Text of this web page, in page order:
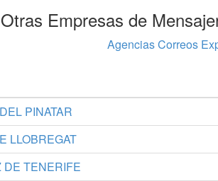
Otras Empresas de
Agencias Correos
PINATAR
LLOBREGAT
DE TENERIFE